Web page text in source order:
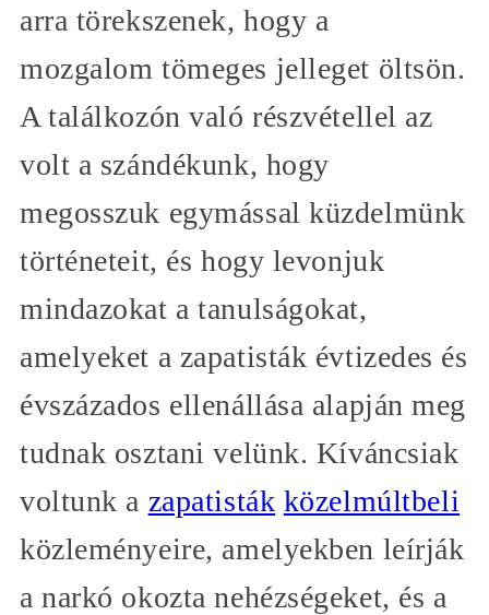
arra törekszenek, hogy a
mozgalom tömeges jelleget öltsön.
A találkozón való részvétellel az
volt a szándékunk, hogy
megosszuk egymással küzdelmünk
történeteit, és hogy levonjuk
mindazokat a tanulságokat,
amelyeket a zapatisták évtizedes és
évszázados ellenállása alapján meg
tudnak osztani velünk. Kíváncsiak
voltunk a zapatisták közelmúltbeli
közleményeire, amelyekben leírják
a narkó okozta nehézségeket, és a